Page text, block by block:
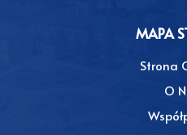
MAPA
Strona
O